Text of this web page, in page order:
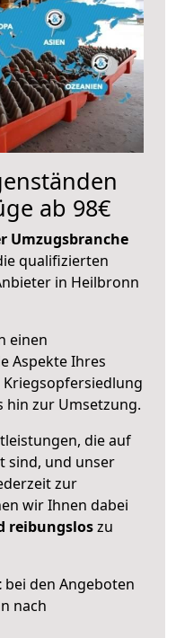
ab 98€
Umzugsbranche
qualifizierten
in Heilbronn
einen
Aspekte Ihres
hin zur Umsetzung.
die auf
sind, und unser
zur
wir Ihnen dabei
reibungsloszu
bei den Angeboten
nach